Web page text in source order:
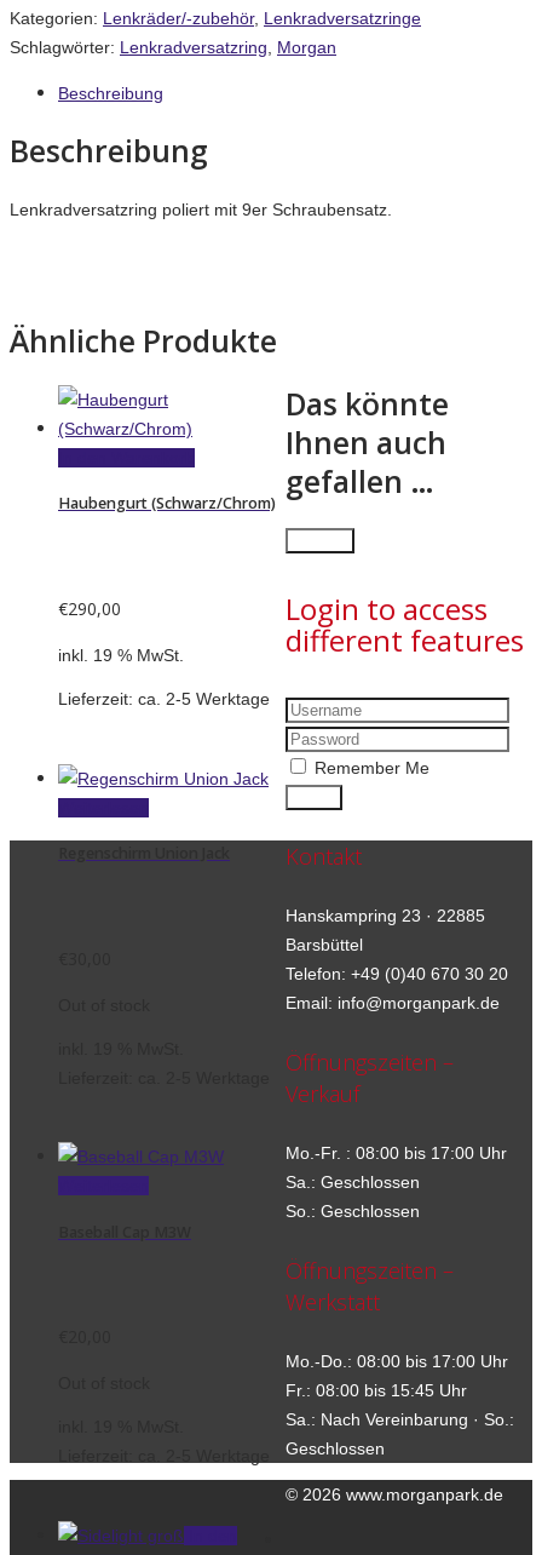
Kategorien: Lenkräder/-zubehör, Lenkradversatzringe
Schlagwörter: Lenkradversatzring Morgan
Beschreibung
Beschreibung
Lenkradversatzring poliert mit 9er Schraubensatz.
Ähnliche Produkte
Haubengurt (Schwarz/Chrom)
€290,00
inkl. 19 % MwSt.
Lieferzeit: ca. 2-5 Werktage
Das könnte
Ihnen auch
gefallen …
Login to access
different features
Remember Me
Kontakt
Hanskampring 23 · 22885
Barsbüttel
Telefon: +49 (0)40 670 30 20
Email: info@morganpark.de
Öffnungszeiten –
Verkauf
Mo.-Fr. : 08:00 bis 17:00 Uhr
Sa.: Geschlossen
So.: Geschlossen
Öffnungszeiten –
Werkstatt
Mo.-Do.: 08:00 bis 17:00 Uhr
Fr.: 08:00 bis 15:45 Uhr
Sa.: Nach Vereinbarung · So.:
Geschlossen
© 2026 www.morganpark.de